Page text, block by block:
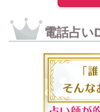
電話占い